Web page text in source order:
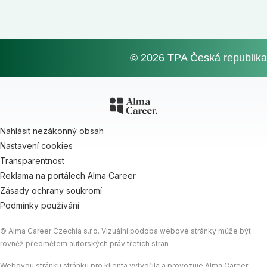
© 2026 TPA Česká republika
Nahlásit nezákonný obsah
Nastavení cookies
Transparentnost
Reklama na portálech Alma Career
Zásady ochrany soukromí
Podmínky používání
© Alma Career Czechia s.r.o. Vizuální podoba webové stránky může být
rovněž předmětem autorských práv třetích stran